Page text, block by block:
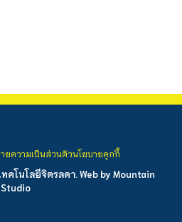
โนโลยีจิตรลดา. Web by Mountain
Studio
ยความเป็นส่วนตัวนโยบายคุกกี้